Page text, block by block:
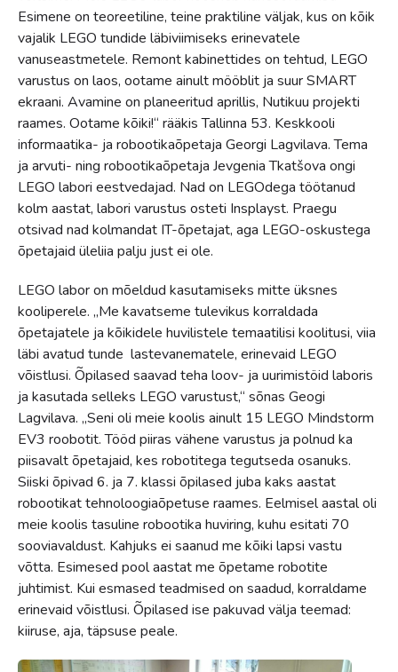
Esimene on teoreetiline, teine praktiline väljak, kus on kõik
vajalik LEGO tundide läbiviimiseks erinevatele
vanuseastmetele. Remont kabinettides on tehtud, LEGO
varustus on laos, ootame ainult mööblit ja suur SMART
ekraani. Avamine on planeeritud aprillis, Nutikuu projekti
raames. Ootame kõiki!“ rääkis Tallinna 53. Keskkooli
informaatika- ja robootikaõpetaja Georgi Lagvilava. Tema
ja arvuti- ning robootikaõpetaja Jevgenia Tkatšova ongi
LEGO labori eestvedajad. Nad on LEGOdega töötanud
kolm aastat, labori varustus osteti Insplayst. Praegu
otsivad nad kolmandat IT-õpetajat, aga LEGO-oskustega
õpetajaid üleliia palju just ei ole.
LEGO labor on mõeldud kasutamiseks mitte üksnes
kooliperele. „Me kavatseme tulevikus korraldada
õpetajatele ja kõikidele huvilistele temaatilisi koolitusi, viia
läbi avatud tunde lastevanematele, erinevaid LEGO
võistlusi. Õpilased saavad teha loov- ja uurimistöid laboris
ja kasutada selleks LEGO varustust,“ sõnas Geogi
Lagvilava. „Seni oli meie koolis ainult 15 LEGO Mindstorm
EV3 roobotit. Tööd piiras vähene varustus ja polnud ka
piisavalt õpetajaid, kes robotitega tegutseda osanuks.
Siiski õpivad 6. ja 7. klassi õpilased juba kaks aastat
robootikat tehnoloogiaõpetuse raames. Eelmisel aastal oli
meie koolis tasuline robootika huviring, kuhu esitati 70
sooviavaldust. Kahjuks ei saanud me kõiki lapsi vastu
võtta. Esimesed pool aastat me õpetame robotite
juhtimist. Kui esmased teadmised on saadud, korraldame
erinevaid võistlusi. Õpilased ise pakuvad välja teemad:
kiiruse, aja, täpsuse peale.